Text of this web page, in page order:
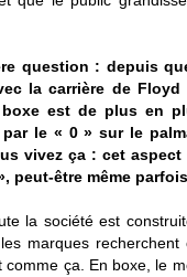
question : depuis
la carrière de Floyd
est de plus en
le « 0 » sur le
vivez ça : cet aspect
peut-être même
la société est
marques
comme ça. En boxe, le